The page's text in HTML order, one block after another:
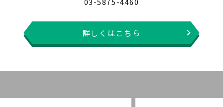
03-5875-4460
詳しくはこちら